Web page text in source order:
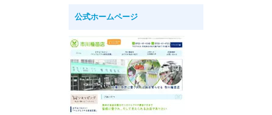
公式ホームページ